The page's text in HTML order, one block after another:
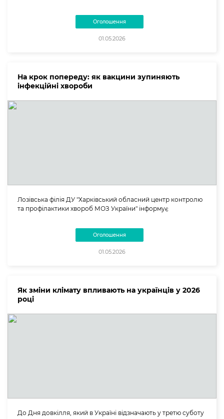
Оголошення
01.05.2026
На крок попереду: як вакцини зупиняють
інфекційні хвороби
Лозівська філія ДУ "Харківський обласний центр контролю
та профілактики хвороб МОЗ України" інформує
Оголошення
01.05.2026
Як зміни клімату впливають на українців у 2026
році
До Дня довкілля, який в Україні відзначають у третю суботу